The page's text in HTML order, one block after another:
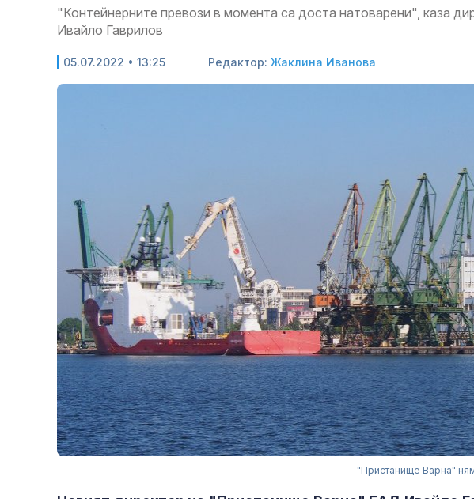
"Контейнерните превози в момента са доста натоварени", каза
Ивайло Гаврилов
05.07.2022 • 13:25 Редактор: Жаклина Иванова
"Пристанище Варна"